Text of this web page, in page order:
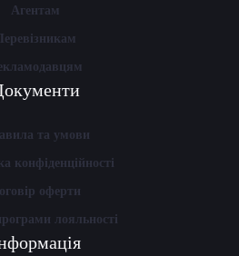
Агентам
Перевізникам
та умови
конфіденційності
оферти
лояльності